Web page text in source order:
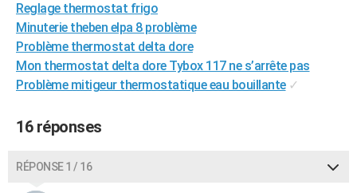
Bricolage
Lifestyle
Culture
Sport
Auto
Television
Voyage
Cinema
Reglage thermostat frigo
Minuterie theben elpa 8 problème
Problème thermostat delta dore
Mon thermostat delta dore Tybox 117 ne s’arrête pas
Problème mitigeur thermostatique eau bouillante ✓
16 réponses
RÉPONSE 1 / 16